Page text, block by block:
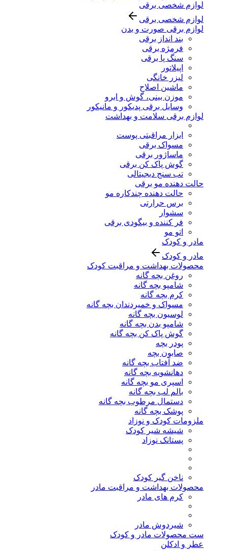
لوازم شخصی برقی
لوازم شخصی برقی
لوازم برقی صورت و بدن
بند انداز برقی
فرمژه برقی
سنگ پا برقی
اپیلاتور
لیزر خانگی
ماشین اصلاح
موزن بینی، گوش و ابرو
وسایل برقی پدیکور و مانیکور
لوازم برقی سلامت و بهداشت
ابزار مراقبتی پوست
مسواک برقی
ماساژور برقی
گوش پاک کن برقی
تب سنج دیجیتالی
حالت دهنده مو برقی
حالت دهنده چندکاره مو
برس حرارتی
سشوار
فر کننده و بیگودی برقی
اتو مو
مادر و کودک
مادر و کودک
محصولات بهداشت و مراقبت کودک
روغن بچه گانه
شامپو بچه گانه
کرم بچه گانه
مسواک و خمیردندان بچه گانه
لوسیون بچه گانه
شامپو بدن بچه گانه
گوش پاک کن بچه گانه
پودر بچه
صابون بچه
ضد آفتاب بچه گانه
دهانشویه بچه گانه
اسپری مو بچه گانه
بالم لب بچه گانه
دستمال مرطوب بچه گانه
پوشک بچه گانه
ملزومات کودک و نوزاد
شیشه شیر کودک
پستانک نوزاد
ناخن گیر کودک
محصولات بهداشت و مراقبت مادر
کرم های مادر
شیردوش مادر
ست محصولات مادر و کودک
عطر و ادکلن